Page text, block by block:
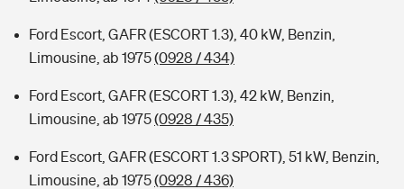
Ford Escort, GAFR (ESCORT 1.3), 40 kW, Benzin,
Limousine, ab 1975(0928 / 434)
Ford Escort, GAFR (ESCORT 1.3), 42 kW, Benzin,
Limousine, ab 1975(0928 / 435)
Ford Escort, GAFR (ESCORT 1.3 SPORT), 51 kW, Benzin,
Limousine, ab 1975(0928 / 436)